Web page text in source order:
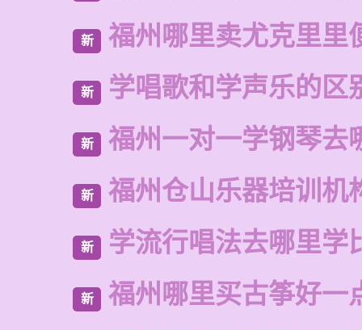
新 福州哪里卖尤克里里
新 学唱歌和学声乐的区
新 福州一对一学钢琴去
新 福州仓山乐器培训机
新 学流行唱法去哪里学
新 福州哪里买古筝好一